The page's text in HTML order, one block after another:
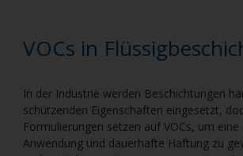
VOCs in
In der Industrie werden Beschichtungen
schützenden Eigenschaften eingesetzt,
Formulierungen setzen auf VOCs, um eine
Anwendung und dauerhafte Haftung zu